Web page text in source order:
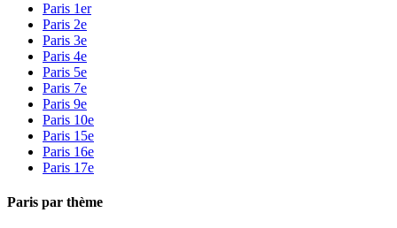
Paris 1er
Paris 2e
Paris 3e
Paris 4e
Paris 5e
Paris 7e
Paris 9e
Paris 10e
Paris 15e
Paris 16e
Paris 17e
Paris par thème